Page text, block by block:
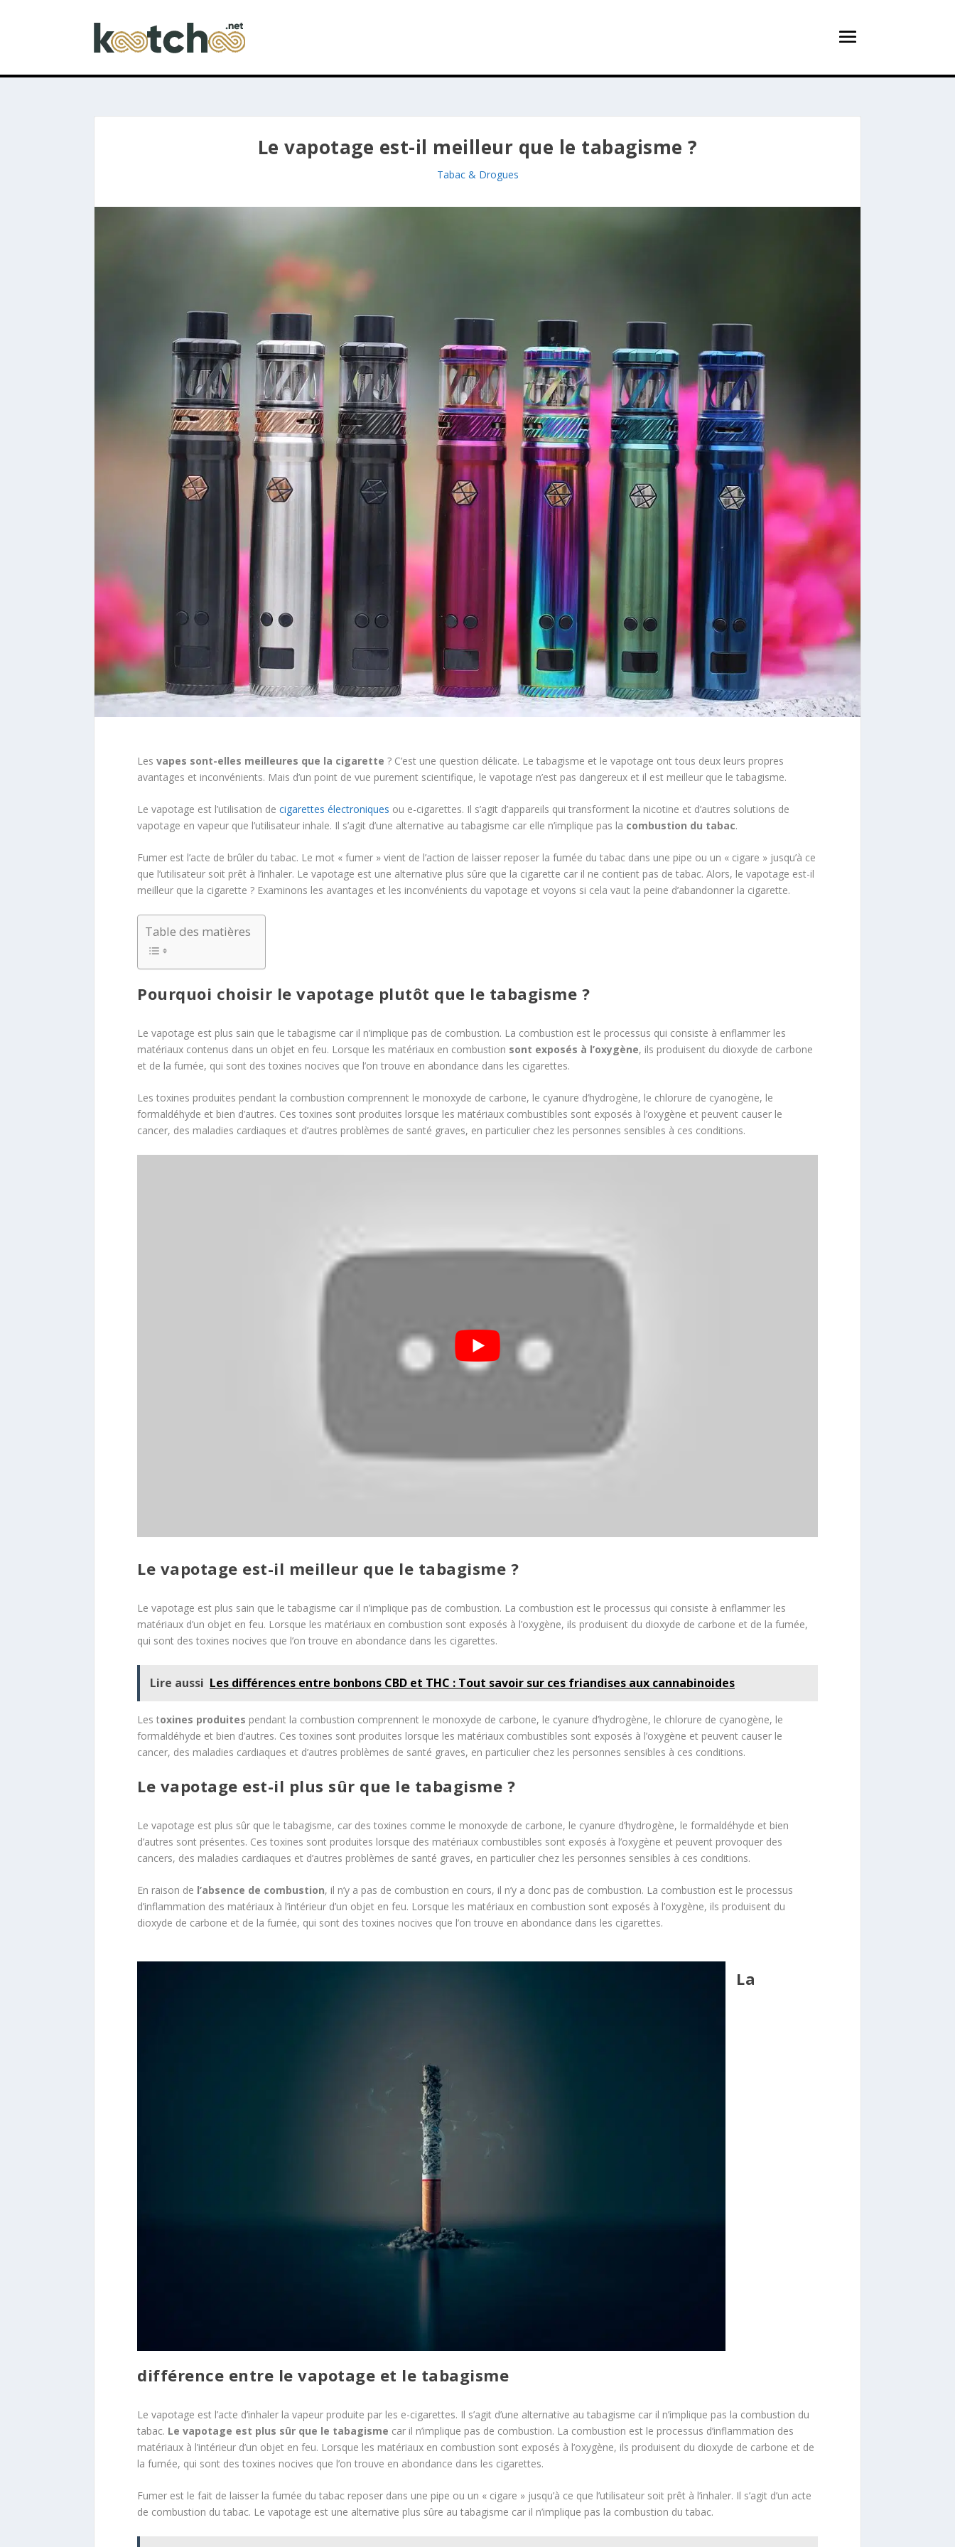
Le vapotage est-il meilleur que le tabagisme ?
Tabac & Drogues
Les vapes sont-elles meilleures que la cigarette ? C’est une question délicate. Le tabagisme et le vapotage ont tous deux leurs propres
avantages et inconvénients. Mais d’un point de vue purement scientifique, le vapotage n’est pas dangereux et il est meilleur que le tabagisme.
Le vapotage est l’utilisation de cigarettes électroniques ou e-cigarettes. Il s’agit d’appareils qui transforment la nicotine et d’autres solutions de
vapotage en vapeur que l’utilisateur inhale. Il s’agit d’une alternative au tabagisme car elle n’implique pas la combustion du tabac.
Fumer est l’acte de brûler du tabac. Le mot « fumer » vient de l’action de laisser reposer la fumée du tabac dans une pipe ou un « cigare » jusqu’à ce
que l’utilisateur soit prêt à l’inhaler. Le vapotage est une alternative plus sûre que la cigarette car il ne contient pas de tabac. Alors, le vapotage est-il
meilleur que la cigarette ? Examinons les avantages et les inconvénients du vapotage et voyons si cela vaut la peine d’abandonner la cigarette.
Table des matières
Pourquoi choisir le vapotage plutôt que le tabagisme ?
Le vapotage est plus sain que le tabagisme car il n’implique pas de combustion. La combustion est le processus qui consiste à enflammer les
matériaux contenus dans un objet en feu. Lorsque les matériaux en combustion sont exposés à l’oxygène, ils produisent du dioxyde de carbone
et de la fumée, qui sont des toxines nocives que l’on trouve en abondance dans les cigarettes.
Les toxines produites pendant la combustion comprennent le monoxyde de carbone, le cyanure d’hydrogène, le chlorure de cyanogène, le
formaldéhyde et bien d’autres. Ces toxines sont produites lorsque les matériaux combustibles sont exposés à l’oxygène et peuvent causer le
cancer, des maladies cardiaques et d’autres problèmes de santé graves, en particulier chez les personnes sensibles à ces conditions.
Le vapotage est-il meilleur que le tabagisme ?
Le vapotage est plus sain que le tabagisme car il n’implique pas de combustion. La combustion est le processus qui consiste à enflammer les
matériaux d’un objet en feu. Lorsque les matériaux en combustion sont exposés à l’oxygène, ils produisent du dioxyde de carbone et de la fumée,
qui sont des toxines nocives que l’on trouve en abondance dans les cigarettes.
Lire aussi Les différences entre bonbons CBD et THC : Tout savoir sur ces friandises aux cannabinoides
Les toxines produites pendant la combustion comprennent le monoxyde de carbone, le cyanure d’hydrogène, le chlorure de cyanogène, le
formaldéhyde et bien d’autres. Ces toxines sont produites lorsque les matériaux combustibles sont exposés à l’oxygène et peuvent causer le
cancer, des maladies cardiaques et d’autres problèmes de santé graves, en particulier chez les personnes sensibles à ces conditions.
Le vapotage est-il plus sûr que le tabagisme ?
Le vapotage est plus sûr que le tabagisme, car des toxines comme le monoxyde de carbone, le cyanure d’hydrogène, le formaldéhyde et bien
d’autres sont présentes. Ces toxines sont produites lorsque des matériaux combustibles sont exposés à l’oxygène et peuvent provoquer des
cancers, des maladies cardiaques et d’autres problèmes de santé graves, en particulier chez les personnes sensibles à ces conditions.
En raison de l’absence de combustion, il n’y a pas de combustion en cours, il n’y a donc pas de combustion. La combustion est le processus
d’inflammation des matériaux à l’intérieur d’un objet en feu. Lorsque les matériaux en combustion sont exposés à l’oxygène, ils produisent du
dioxyde de carbone et de la fumée, qui sont des toxines nocives que l’on trouve en abondance dans les cigarettes.
La
différence entre le vapotage et le tabagisme
Le vapotage est l’acte d’inhaler la vapeur produite par les e-cigarettes. Il s’agit d’une alternative au tabagisme car il n’implique pas la combustion du
tabac. Le vapotage est plus sûr que le tabagisme car il n’implique pas de combustion. La combustion est le processus d’inflammation des
matériaux à l’intérieur d’un objet en feu. Lorsque les matériaux en combustion sont exposés à l’oxygène, ils produisent du dioxyde de carbone et de
la fumée, qui sont des toxines nocives que l’on trouve en abondance dans les cigarettes.
Fumer est le fait de laisser la fumée du tabac reposer dans une pipe ou un « cigare » jusqu’à ce que l’utilisateur soit prêt à l’inhaler. Il s’agit d’un acte
de combustion du tabac. Le vapotage est une alternative plus sûre au tabagisme car il n’implique pas la combustion du tabac.